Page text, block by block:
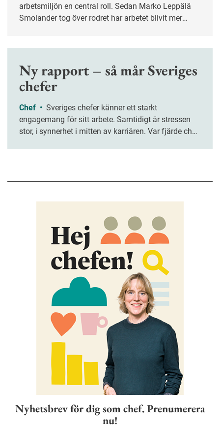
arbetsmiljön en central roll. Sedan Marko Leppälä
Smolander tog över rodret har arbetet blivit mer
Ny rapport – så mår Sveriges
chefer
Chef •
engagemang för sitt arbete. Samtidigt är stressen
stor, i synnerhet i mitten av karriären. Var fjärde chef
Nyhetsbrev för dig som chef. Prenumerera
nu!